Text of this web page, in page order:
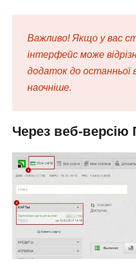
Важливо! Якщо у вас
інтерфейс може
додаток до останньої
наочніше.
Через веб-версію